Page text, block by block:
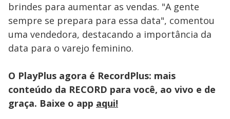
brindes para aumentar as vendas. "A gente
sempre se prepara para essa data", comentou
uma vendedora, destacando a importância da
data para o varejo feminino.
O PlayPlus agora é RecordPlus: mais
conteúdo da RECORD para você, ao vivo e de
graça. Baixe o app aqui!